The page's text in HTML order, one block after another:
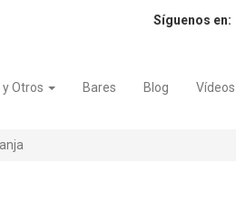
Otros Bares Blog Vídeos